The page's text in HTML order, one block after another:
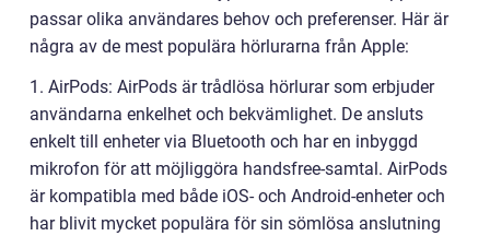
passar olika användares behov och preferenser. Här är
några av de mest populära hörlurarna från Apple:
1. AirPods: AirPods är trådlösa hörlurar som erbjuder
användarna enkelhet och bekvämlighet. De ansluts
enkelt till enheter via Bluetooth och har en inbyggd
mikrofon för att möjliggöra handsfree-samtal. AirPods
är kompatibla med både iOS- och Android-enheter och
har blivit mycket populära för sin sömlösa anslutning